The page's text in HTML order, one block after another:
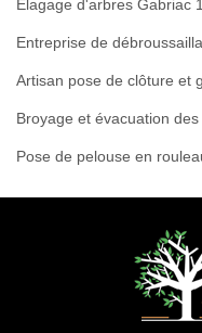
Elagage d'arbres Gabriac
Entreprise de
Artisan pose de clôture et
Broyage et évacuation
Pose de pelouse en